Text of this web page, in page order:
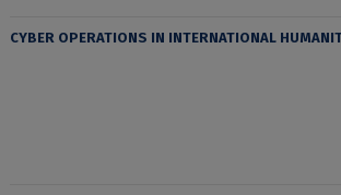
CYBER OPERATIONS IN INTERNATIONAL